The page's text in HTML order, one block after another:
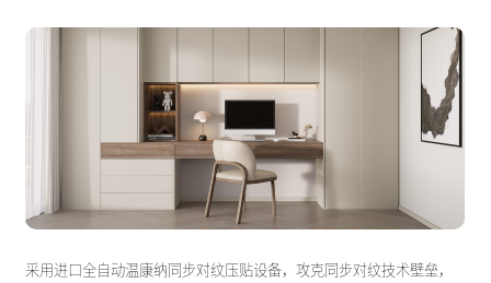
采用进口全自动温康纳同步对纹压贴设备，攻克同步对纹技术壁垒，